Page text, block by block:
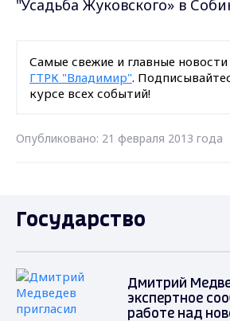
"Усадьба Жуковского» в
Самые свежие и главные
ГТРК "Владимир".
курсе всех событий!
Опубликовано: 21 февраля 2013 года
Государство
Дмитрий
экспертное
работе над